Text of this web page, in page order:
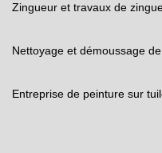
Zingueur et travaux de
Nettoyage et démoussage
Entreprise de peinture sur